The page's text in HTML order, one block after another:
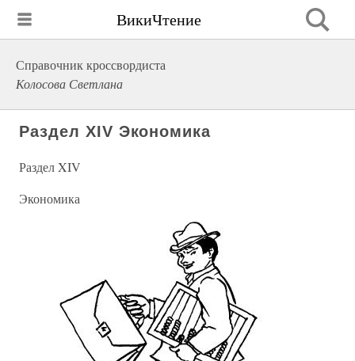
ВикиЧтение
Справочник кроссвордиста
Колосова Светлана
Раздел XIV Экономика
Раздел XIV
Экономика